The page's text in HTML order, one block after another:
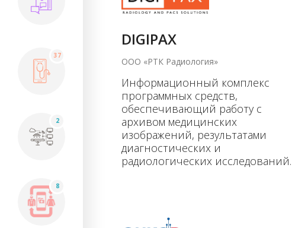
37
2
8
DIGIPAX
ООО «РТК Радиология»
Информационный комплекс
программных средств,
обеспечивающий работу с
архивом медицинских
изображений, результатами
диагностических и
радиологических исследований.